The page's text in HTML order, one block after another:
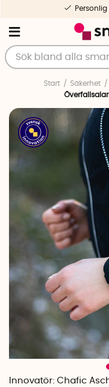
Start Säkerhet
Innovatör: Chafic